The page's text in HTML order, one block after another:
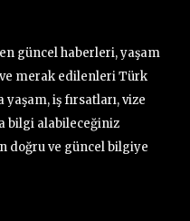
güncel haberleri, yaşam
merak edilenleri Türk
iş fırsatları, vize
bilgi alabileceğiniz
doğru ve güncel bilgiye